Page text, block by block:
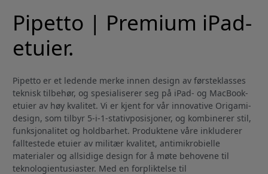
Pipetto | Premium iPad-
etuier.
Pipetto er et ledende merke innen design av førsteklasses
teknisk tilbehør, og spesialiserer seg på iPad- og MacBook-
etuier av høy kvalitet. Vi er kjent for vår innovative Origami-
design, som tilbyr 5-i-1-stativposisjoner, og kombinerer stil,
funksjonalitet og holdbarhet. Produktene våre inkluderer
falltestede etuier av militær kvalitet, antimikrobielle
materialer og allsidige design for å møte behovene til
teknologientusiaster. Med en forpliktelse til